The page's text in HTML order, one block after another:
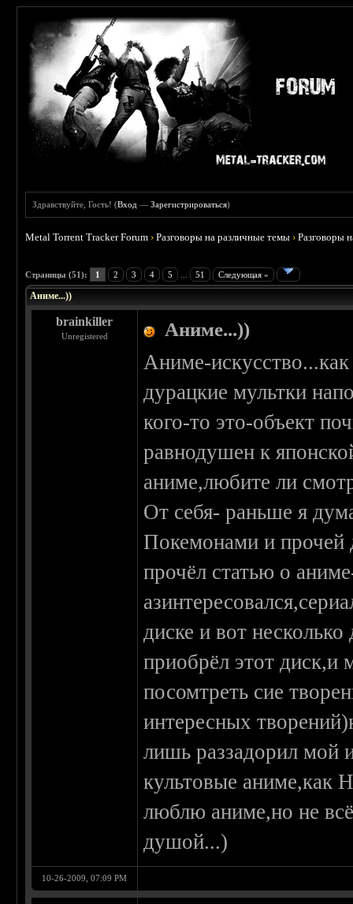
Здравствуйте, Гость! (Вход —Зарегистрироваться)
Metal Torrent Tracker Forum ›Разговоры на различные темы ›Разговоры
Страницы (51): 1 2 3 4 5 51 Следующая »
Аниме...))
brainkiller
Unregistered Аниме...))
Аниме-
дурацкие мультки
кого-то это-объект
равнодушен к
аниме,любите ли
От себя- раньше я
Покемонами и прочей
прочёл статью о
диске и вот
приобрёл этот диск,и
посомтреть сие
интересных
лишь раззадорил мой
культовые аниме,как
люблю аниме,но не
душой...)
10-26-2009, 07:09 PM